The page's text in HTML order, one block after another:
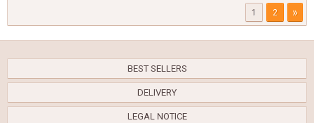
1 2 »
BEST SELLERS
DELIVERY
LEGAL NOTICE